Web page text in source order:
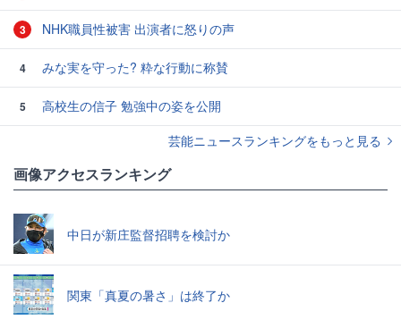
3 NHK職員性被害 出演者に怒りの声
4 みな実を守った? 粋な行動に称賛
5
高校生の信子 勉強中の姿を公開
芸能ニュースランキングをもっと見る
画像アクセスランキング
中日が新庄監督招聘を検討か
関東「真夏の暑さ」は終了か